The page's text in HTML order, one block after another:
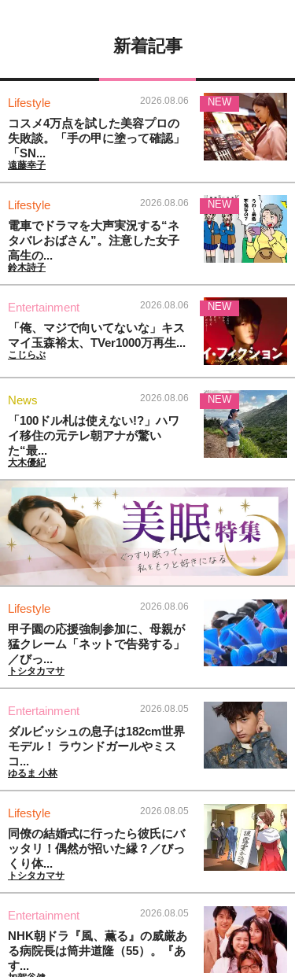
新着記事
Lifestyle 2026.08.06
コスメ4万点を試した美容プロの
失敗談。「手の甲に塗って確認」
「SN...
遠藤幸子
NEW
Lifestyle 2026.08.06
電車でドラマを大声実況する“ネ
タバレおばさん”。注意した女子
高生の...
鈴木詩子
NEW
Entertainment 2026.08.06
「俺、マジで向いてないな」キス
マイ玉森裕太、TVer1000万再生...
こじらぶ
NEW
News 2026.08.06
「100ドル札は使えない!?」ハワ
イ移住の元テレ朝アナが驚い
た“最...
大木優紀
NEW
Lifestyle 2026.08.06
甲子園の応援強制参加に、母親が
猛クレーム「ネットで告発する」
／びっ...
トシタカマサ
Entertainment 2026.08.05
ダルビッシュの息子は182cm世界
モデル！ ラウンドガールやミス
コ...
ゆるま 小林
Lifestyle 2026.08.05
同僚の結婚式に行ったら彼氏にバ
ッタリ！偶然が招いた縁？／びっ
くり体...
トシタカマサ
Entertainment 2026.08.05
NHK朝ドラ『風、薫る』の威厳あ
る病院長は筒井道隆（55）。『あ
す...